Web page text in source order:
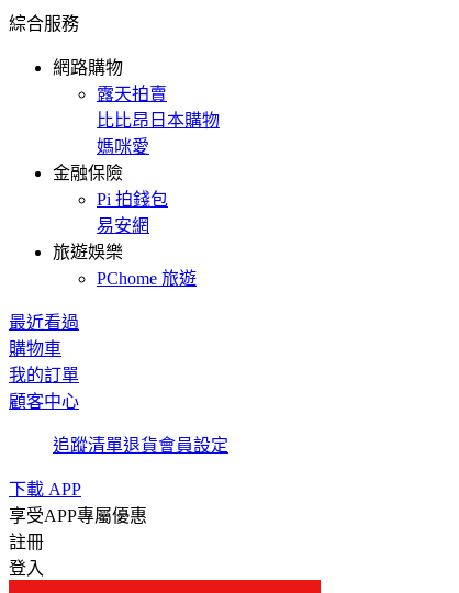
綜合服務
網路購物
露天拍賣
比比昂日本購物
媽咪愛
金融保險
Pi 拍錢包
易安網
旅遊娛樂
PChome 旅遊
最近看過
購物車
我的訂單
顧客中心
追蹤清單退貨會員設定
下載 APP
享受APP專屬優惠
註冊
登入